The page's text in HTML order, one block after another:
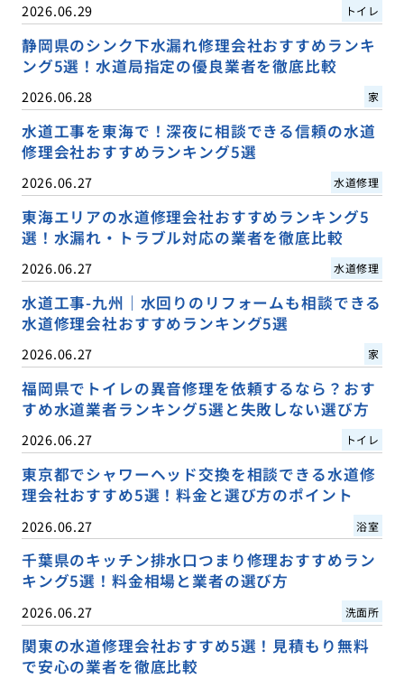
2026.06.29 トイレ
静岡県のシンク下水漏れ修理会社おすすめランキ
ング5選！水道局指定の優良業者を徹底比較
2026.06.28 家
水道工事を東海で！深夜に相談できる信頼の水道
修理会社おすすめランキング5選
2026.06.27 水道修理
東海エリアの水道修理会社おすすめランキング5
選！水漏れ・トラブル対応の業者を徹底比較
2026.06.27 水道修理
水道工事-九州｜水回りのリフォームも相談できる
水道修理会社おすすめランキング5選
2026.06.27 家
福岡県でトイレの異音修理を依頼するなら？おす
すめ水道業者ランキング5選と失敗しない選び方
2026.06.27 トイレ
東京都でシャワーヘッド交換を相談できる水道修
理会社おすすめ5選！料金と選び方のポイント
2026.06.27 浴室
千葉県のキッチン排水口つまり修理おすすめラン
キング5選！料金相場と業者の選び方
2026.06.27 洗面所
関東の水道修理会社おすすめ5選！見積もり無料
で安心の業者を徹底比較